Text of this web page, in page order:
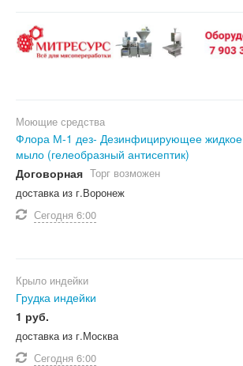
Моющие средства
Флора М-1 дез- Дезинфицирующее жидкое
мыло (гелеобразный антисептик)
Договорная Торг возможен
доставка из г.Воронеж
Сегодня 6:00
Крыло индейки
Грудка индейки
1 руб.
доставка из г.Москва
Сегодня 6:00